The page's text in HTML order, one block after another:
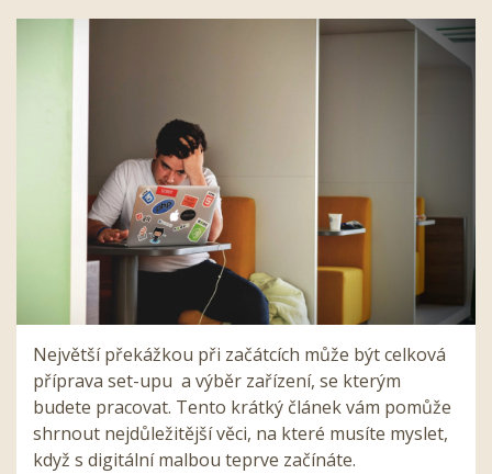
Největší překážkou při začátcích může být celková
příprava set-upu a výběr zařízení, se kterým
budete pracovat. Tento krátký článek vám pomůže
shrnout nejdůležitější věci, na které musíte myslet,
když s digitální malbou teprve začínáte.